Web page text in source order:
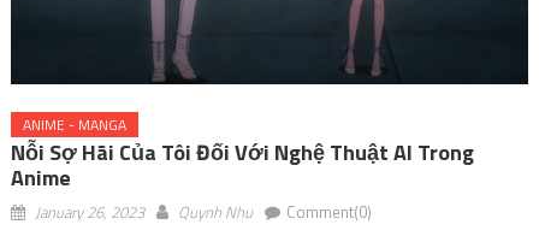
ANIME - MANGA
Nỗi Sợ Hãi Của Tôi Đối Với Nghệ Thuật AI Trong
Anime
January 26, 2023 Quynh Nhu Comment(0)